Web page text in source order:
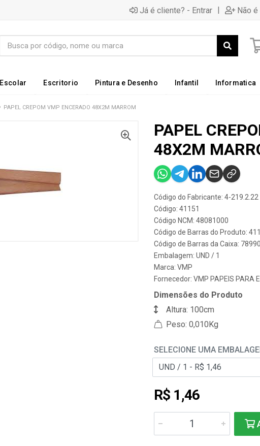
Já é cliente? - Entrar | Não
Escolar Escritorio Pintura e Desenho Infantil Informatica
PAPEL CREPOM VMP ENCERADO 48X2M MARROM
PAPEL
48X2M
Código do Fabricante: 4-219.2.22
Código: 41151
Código NCM: 48081000
Código de Barras do Produto:
Código de Barras da Caixa:
Embalagem: UND / 1
Marca: VMP
Fornecedor: VMP PAPEIS PARA
Dimensões do Produto
Altura: 100cm
Peso: 0,010Kg
SELECIONE UMA
R$ 1,46